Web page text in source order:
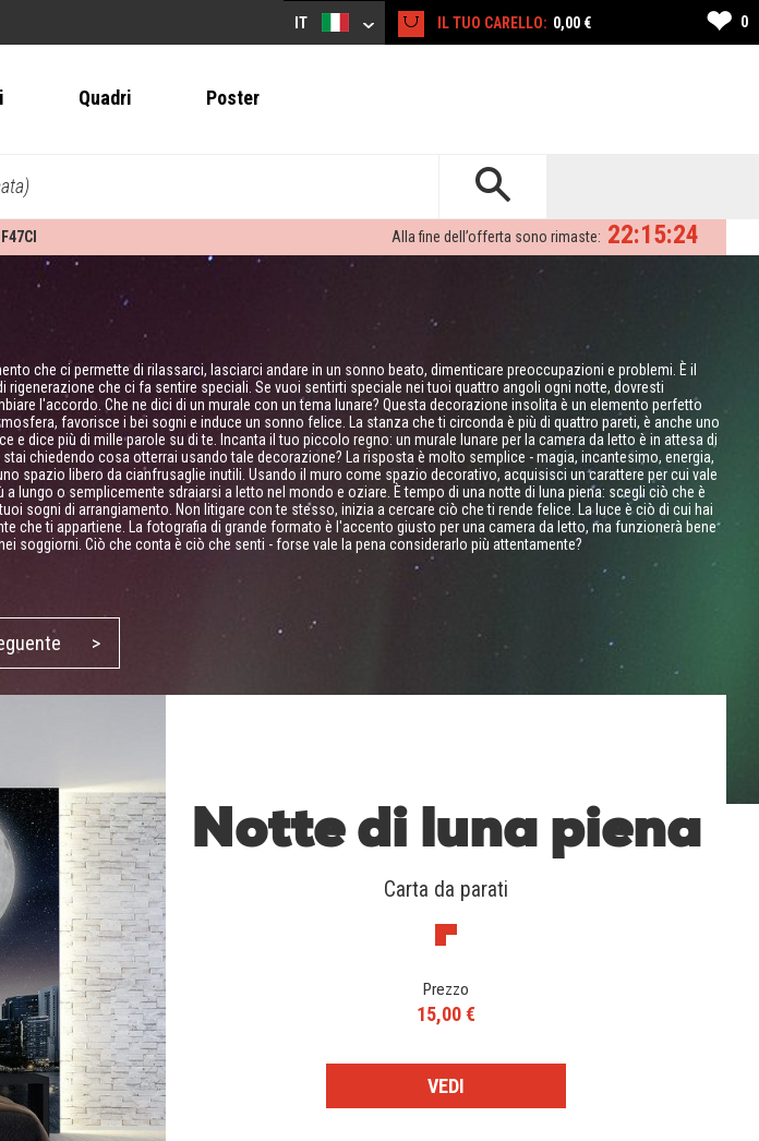
IT IL TUO CARELLO: 0,00 € ❤ 0
Quadri Poster
22:15:23
Alla fine dell’offerta sono rimaste:
che ci permette di rilassarci, lasciarci andare in un sonno beato, dimenticare preoccupazioni e problemi. È il
rigenerazione che ci fa sentire speciali. Se vuoi sentirti speciale nei tuoi quattro angoli ogni notte, dovresti
l'accordo. Che ne dici di un murale con un tema lunare? Questa decorazione insolita è un elemento perfetto
favorisce i bei sogni e induce un sonno felice. La stanza che ti circonda è più di quattro pareti, è anche uno
e dice più di mille parole su di te. Incanta il tuo piccolo regno: un murale lunare per la camera da letto è in attesa di
chiedendo cosa otterrai usando tale decorazione? La risposta è molto semplice - magia, incantesimo, energia,
spazio libero da cianfrusaglie inutili. Usando il muro come spazio decorativo, acquisisci un carattere per cui vale
a lungo o semplicemente sdraiarsi a letto nel mondo e oziare. È tempo di una notte di luna piena: scegli ciò che è
sogni di arrangiamento. Non litigare con te stesso, inizia a cercare ciò che ti rende felice. La luce è ciò di cui hai
che ti appartiene. La fotografia di grande formato è l'accento giusto per una camera da letto, ma funzionerà bene
soggiorni. Ciò che conta è ciò che senti - forse vale la pena considerarlo più attentamente?
>
Notte di luna piena
Carta da parati
Prezzo
15,00 €
VEDI